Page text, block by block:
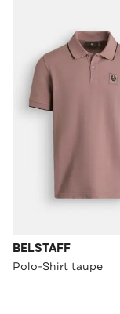
BELSTAFF
Polo-Shirt taupe